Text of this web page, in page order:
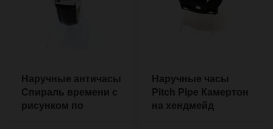
Наручные античасы
Спираль времени с
рисунком по
Наручные часы
Pitch Pipe Камертон
на хендмейд